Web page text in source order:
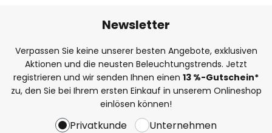
Newsletter
Verpassen Sie keine unserer besten Angebote, exklusiven
Aktionen und die neusten Beleuchtungstrends. Jetzt
registrieren und wir senden Ihnen einen 13 %-Gutschein*
zu, den Sie bei Ihrem ersten Einkauf in unserem Onlineshop
einlösen können!
Privatkunde Unternehmen